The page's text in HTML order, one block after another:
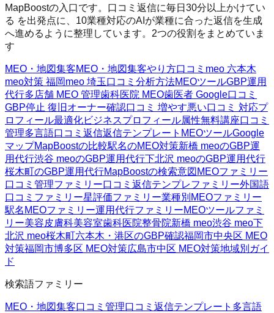
MapBoostの入口です。口コミ返信に毎日30分以上かけてい
る を出発点に、10業種対応のAIが業種に合った返信を生成
へ進めるように整理しています。2つの役割をまとめていま
す
MEO・地図集客MEO・地図集客やり方口コミ meo 六本木
meo対策 福岡meo 埼玉口コミ分析方法MEOツールGBP運用
代行多店舗 MEO 管理歯科医院 MEO歯医者 Google口コミ
GBP停止 復旧 オーナー確認口コミ 増やす悪い口コミ 対応プ
ロフィール最適化ビジネスプロフィール属性無料講座口コミ
管理多言語口コミ返信返信テンプレート MEOツールGoogle
マップMapBoostの比較駅名のMEO対策新橋 meoのGBP運
用代行渋谷 meoのGBP運用代行下北沢 meoのGBP運用代行
桜木町のGBP運用代行MapBoostの検索意図 MEOファミリー
口コミ管理ファミリー口コミ返信テンプレファミリー外国語
口コミファミリー星評価ファミリー業種別MEOファミリー
駅名MEOファミリー運用代行ファミリーMEOツールファミ
リー美容皮膚科美容室歯科医院整骨院新橋 meo渋谷 meo下
北沢 meo桜木町六本木・港区のGBP確認福岡市中央区 MEO
対策福岡市博多区 MEO対策広島市中区 MEO対策地域別ガイ
ド
検索語ファミリー
MEO・地図集客口コミ管理口コミ返信テンプレート 多言語